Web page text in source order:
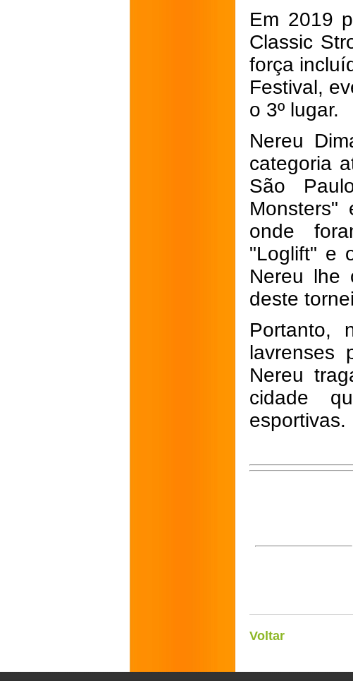
Em 2019
Classic
força
Festival,
o 3º lugar.
Nereu
categoria
São
onde
"Loglift" e
Nereu lhe
deste
Portanto,
lavrenses
Nereu
cidade
esportivas.
Voltar